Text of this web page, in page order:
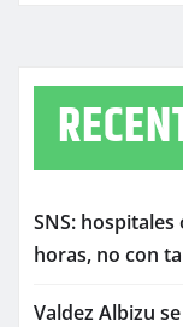
SNS:
horas, no con
Valdez Albizu